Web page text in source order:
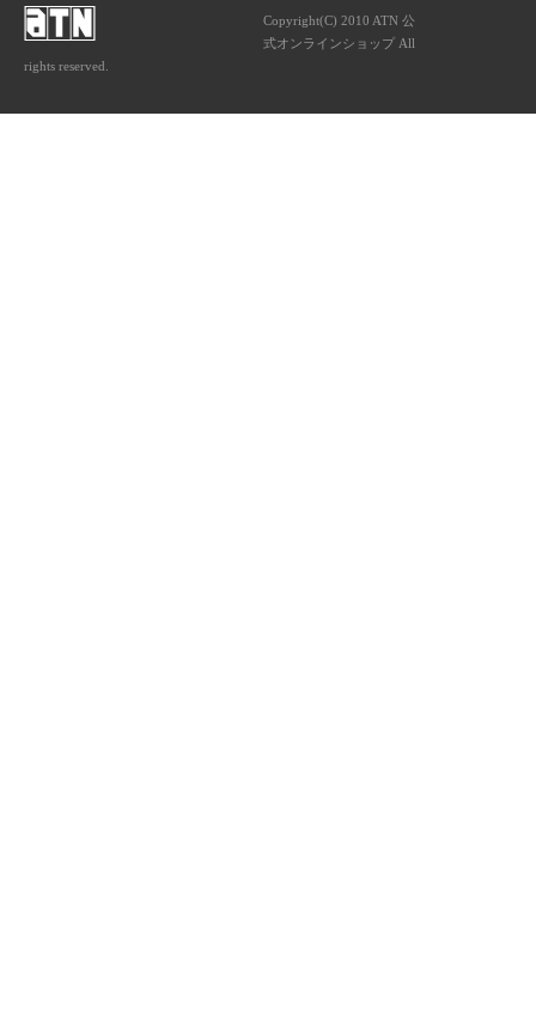
Copyright(C) 2010 ATN 公
式オンラインショップ All
rights reserved.